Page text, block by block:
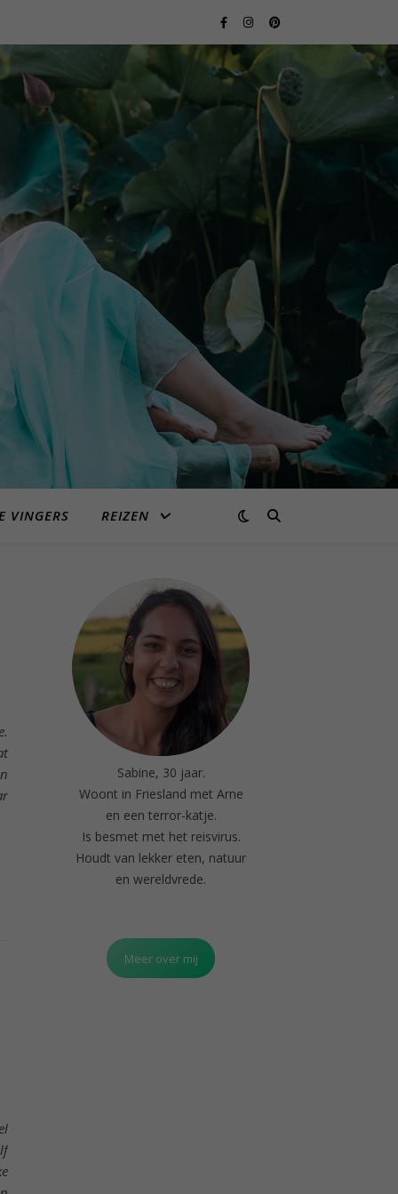
VINGERS REIZEN
Sabine, 30 jaar.
Woont in Friesland met Arne
en een terror-katje.
Is besmet met het reisvirus.
Houdt van lekker eten, natuur
en wereldvrede.
Meer over mij